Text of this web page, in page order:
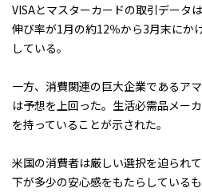
VISAとマスターカードの取引データ
伸び率が1月の約12％から3月末にか
している。
一方、消費関連の巨大企業であるア
は予想を上回った。生活必需品メー
を持っていることが示された。
米国の消費者は厳しい選択を迫られ
下が多少の安心感をもたらしている